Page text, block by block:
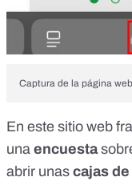
Captura de la página
En este sitio web
una encuesta
abrir unas cajas